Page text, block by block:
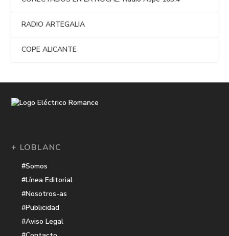
RADIO ARTEGALIA
COPE ALICANTE
+ LOBLANC
#Somos
#Línea Editorial
#Nosotros-as
#Publicidad
#Aviso Legal